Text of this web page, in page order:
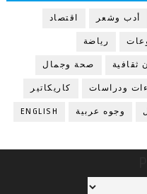
أدب وشعر اقتصاد
رياضة
ثقافية صحة وجمال
ودراسات كاريكاتير
وجوه عربية ENGLISH